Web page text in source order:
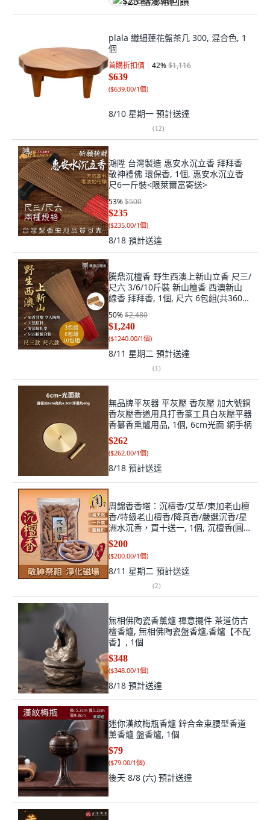
plala 纖細蓮花盤茶几 300, 混合色, 1
個
首購折扣價 42%$1,116
$639
($639.00/1個)
8/10 星期一 預計送達
(12)
鴻陞 台灣製造 惠安水沉立香 拜拜香
敬神禮佛 環保香, 1個, 惠安水沉立香
尺6一斤裝<限萊爾富寄送>
53%$500
$235
($235.00/1個)
8/18 預計送達
騰鼎沉檀香 野生西澳上新山立香 尺三/
尺六 3/6/10斤裝 新山檀香 西澳新山
線香 拜拜香, 1個, 尺六 6包組(共3600
公克) 限用宅配
50%$2,480
$1,240
($1240.00/1個)
8/11 星期二 預計送達
(1)
無品牌平灰器 平灰壓 香灰壓 加大號銅
香灰壓香道用具打香篆工具白灰壓平器
香纂香熏爐用品, 1個, 6cm光面 銅手柄
$262
($262.00/1個)
8/18 預計送達
周錦香香塔：沉檀香/艾草/東加老山檀
香/特級老山檀香/降真香/嚴選沉香/星
洲水沉香，買十送一, 1個, 沉檀香(圓錐
形600g)-$200
$200
($200.00/1個)
8/11 星期二 預計送達
(2)
無相佛陶瓷香薰爐 禪意擺件 茶道仿古
檀香爐, 無相佛陶瓷盤香爐,香爐【不配
香】, 1個
$348
($348.00/1個)
8/18 預計送達
迷你漢紋梅瓶香爐 鋅合金束腰型香道
薰香爐 盤香爐, 1個
$79
($79.00/1個)
後天 8/8 (六) 預計送達